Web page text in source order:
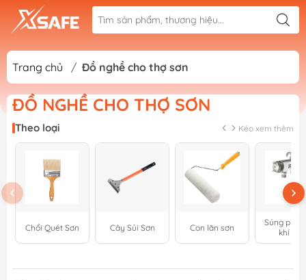
Trang chủ / Đồ nghề cho thợ sơn
ĐỒ NGHỀ CHO THỢ SƠN
Theo loại Kéo xem thêm
Chổi Quét Sơn Cây Sủi Sơn Con lăn sơn
Súng
khí nén